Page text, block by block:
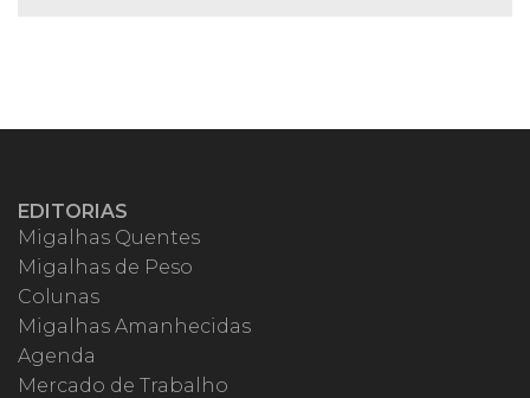
EDITORIAS
Migalhas Quentes
Migalhas de Peso
Colunas
Migalhas Amanhecidas
Agenda
Mercado de Trabalho